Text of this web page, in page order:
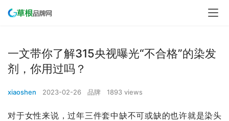
一文带你了解315央视曝光“不合格”的染发
剂，你用过吗？
xiaoshen 2023-02-26 品牌 1893 views
对于女性来说，过年三件套中缺不可或缺的也许就是染头